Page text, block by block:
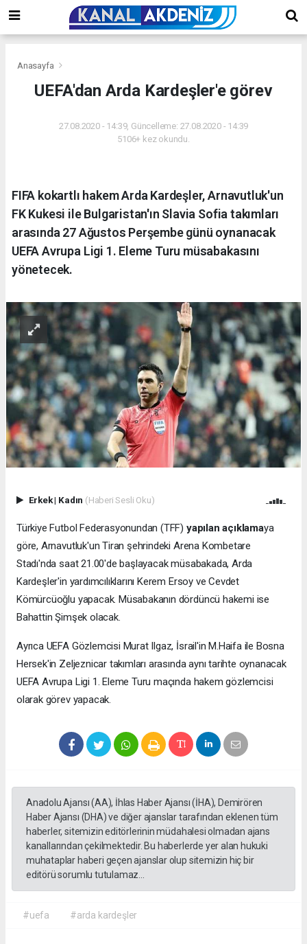
Anasayfa
UEFA'dan Arda Kardeşler'e görev
27.08.2020 - 14:39, Güncelleme: 27.08.2020 - 14:39
5106+ kez okundu.
FIFA kokartlı hakem Arda Kardeşler, Arnavutluk'un
FK Kukesi ile Bulgaristan'ın Slavia Sofia takımları
arasında 27 Ağustos Perşembe günü oynanacak
UEFA Avrupa Ligi 1. Eleme Turu müsabakasını
yönetecek.
Erkek| Kadın (Haberi Sesli Oku)
Türkiye Futbol Federasyonundan (TFF) yapılan açıklamaya
göre, Arnavutluk'un Tiran şehrindeki Arena Kombetare
Stadı'nda saat 21.00'de başlayacak müsabakada, Arda
Kardeşler'in yardımcılıklarını Kerem Ersoy ve Cevdet
Kömürcüoğlu yapacak. Müsabakanın dördüncü hakemi ise
Bahattin Şimşek olacak.
Ayrıca UEFA Gözlemcisi Murat Ilgaz, İsrail'in M.Haifa ile Bosna
Hersek'in Zeljeznicar takımları arasında aynı tarihte oynanacak
UEFA Avrupa Ligi 1. Eleme Turu maçında hakem gözlemcisi
olarak görev yapacak.
Anadolu Ajansı (AA), İhlas Haber Ajansı (İHA), Demirören
Haber Ajansı (DHA) ve diğer ajanslar tarafından eklenen tüm
haberler, sitemizin editörlerinin müdahalesi olmadan ajans
kanallarından çekilmektedir. Bu haberlerde yer alan hukuki
muhataplar haberi geçen ajanslar olup sitemizin hiç bir
editörü sorumlu tutulamaz...
#uefa #arda kardeşler